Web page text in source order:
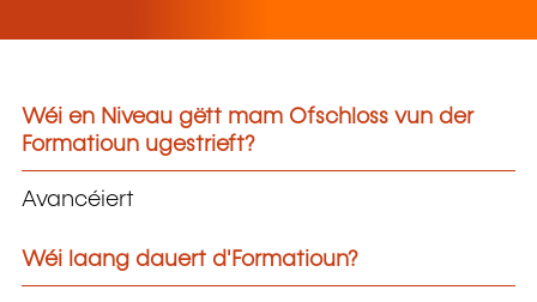
Wéi en Niveau gëtt mam Ofschloss vun der
Formatioun ugestrieft?
Avancéiert
Wéi laang dauert d'Formatioun?